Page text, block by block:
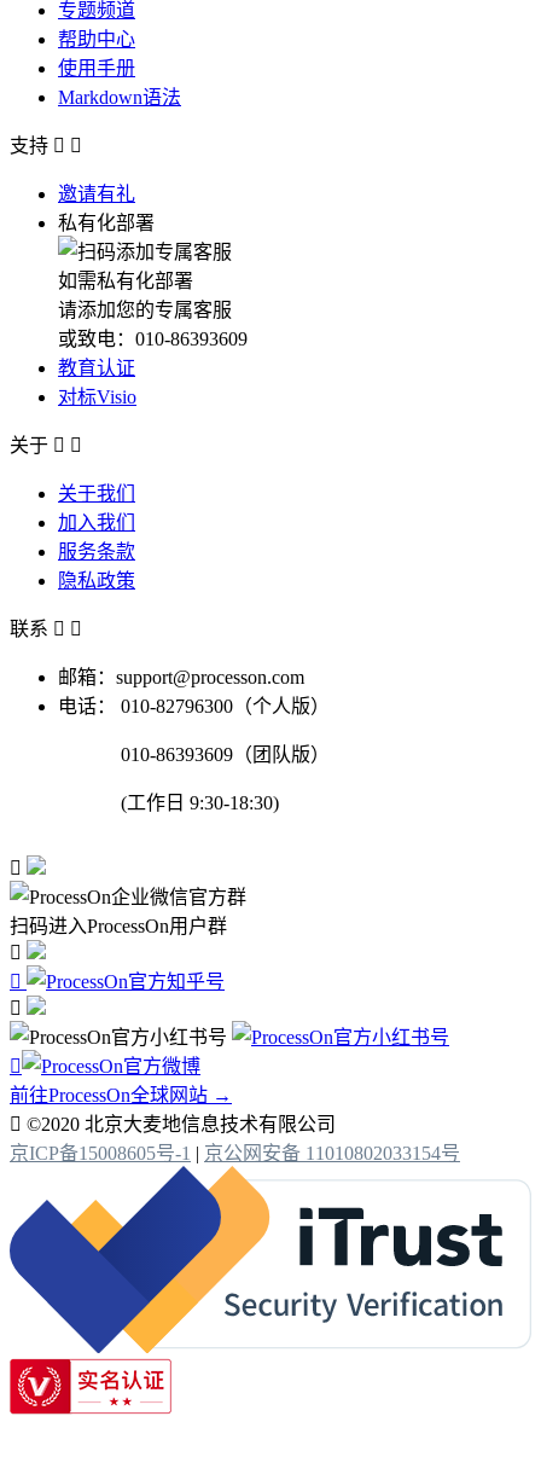
专题频道
帮助中心
使用手册
Markdown语法
支持  
邀请有礼
私有化部署
如需私有化部署
请添加您的专属客服
或致电：010-86393609
教育认证
对标Visio
关于  
关于我们
加入我们
服务条款
隐私政策
联系  
邮箱：support@processon.com
电话：
010-82796300（个人版）
010-86393609（团队版）
(工作日 9:30-18:30)

扫码进入ProcessOn用户群




前往ProcessOn全球网站 →
 ©2020 北京大麦地信息技术有限公司
京ICP备15008605号-1 | 京公网安备 11010802033154号